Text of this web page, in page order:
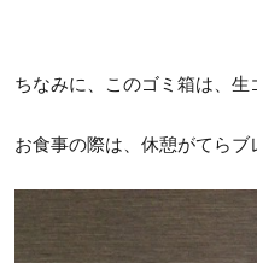
ちなみに、このゴミ箱は、生
お食事の際は、休憩がてらブ